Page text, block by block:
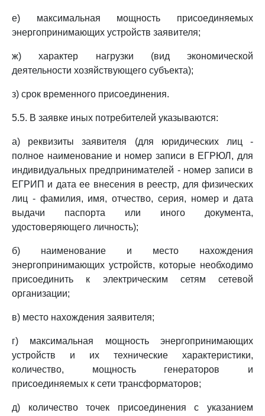
е) максимальная мощность присоединяемых
энергопринимающих устройств заявителя;
ж) характер нагрузки (вид экономической
деятельности хозяйствующего субъекта);
з) срок временного присоединения.
5.5. В заявке иных потребителей указываются:
а) реквизиты заявителя (для юридических лиц -
полное наименование и номер записи в ЕГРЮЛ, для
индивидуальных предпринимателей - номер записи в
ЕГРИП и дата ее внесения в реестр, для физических
лиц - фамилия, имя, отчество, серия, номер и дата
выдачи паспорта или иного документа,
удостоверяющего личность);
б) наименование и место нахождения
энергопринимающих устройств, которые необходимо
присоединить к электрическим сетям сетевой
организации;
в) место нахождения заявителя;
г) максимальная мощность энергопринимающих
устройств и их технические характеристики,
количество, мощность генераторов и
присоединяемых к сети трансформаторов;
д) количество точек присоединения с указанием